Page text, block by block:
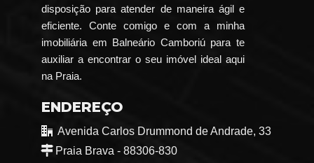
disposição para atender de maneira ágil e
eficiente. Conte comigo e com a minha
imobiliária em Balneário Camboriú para te
auxiliar a encontrar o seu imóvel ideal aqui
na Praia.
ENDEREÇO
Avenida Carlos Drummond de Andrade, 33
Praia Brava - 88306-830